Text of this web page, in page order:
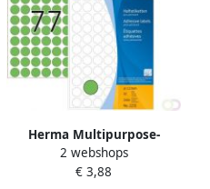
Herma Multipurpose-
etiketten Ã 13 mm rond
groen permanent hechtend
2 webshops
€ 3,88